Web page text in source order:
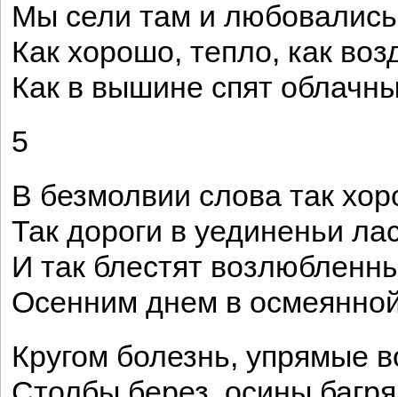
Мы сели там и
Как хорошо, тепло, как
Как в вышине спят
5
В безмолвии слова так
Так дороги в уединеньи
И так блестят
Осенним днем в
Кругом болезнь, упрямые